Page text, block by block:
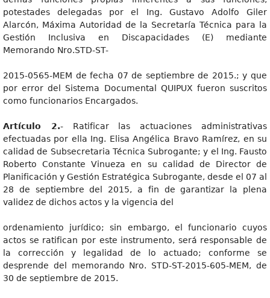
potestades delegadas por el Ing. Gustavo Adolfo Giler
Alarcón, Máxima Autoridad de la Secretaría Técnica para la
Gestión Inclusiva en Discapacidades (E) mediante
Memorando Nro.STD-ST-
2015-0565-MEM de fecha 07 de septiembre de 2015.; y que
por error del Sistema Documental QUIPUX fueron suscritos
como funcionarios Encargados.
Artícul o 2.- Ratificar las actuaciones administrativas
efectuadas por ella Ing. Elisa Angélica Bravo Ramírez, en su
calidad de Subsecretaria Técnica Subrogante; y el Ing. Fausto
Roberto Constante Vinueza en su calidad de Director de
Planificación y Gestión Estratégica Subrogante, desde el 07 al
28 de septiembre del 2015, a fin de garantizar la plena
validez de dichos actos y la vigencia del
ordenamiento jurídico; sin embargo, el funcionario cuyos
actos se ratifican por este instrumento, será responsable de
la corrección y legalidad de lo actuado; conforme se
desprende del memorando Nro. STD-ST-2015-605-MEM, de
30 de septiembre de 2015.